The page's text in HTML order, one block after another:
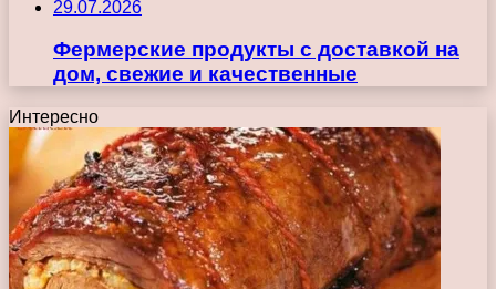
29.07.2026
Фермерские продукты с доставкой на
дом, свежие и качественные
Интересно